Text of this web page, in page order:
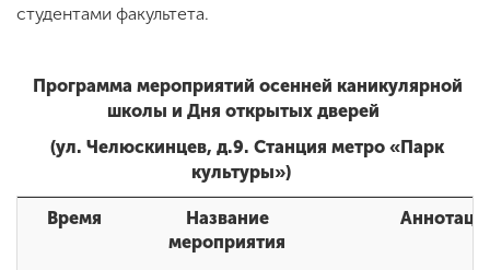
студентами факультета.
Программа мероприятий осенней каникулярной
школы и Дня открытых дверей
(ул. Челюскинцев, д.9. Станция метро «Парк
культуры»)
Время
Название
мероприятия